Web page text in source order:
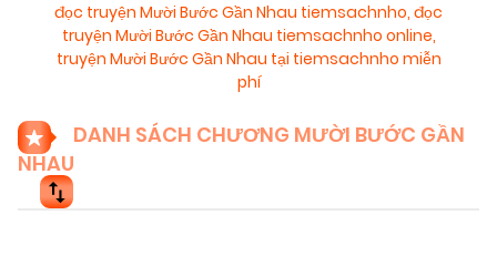
đọc truyện Mười Bước Gần Nhau tiemsachnho, đọc
truyện Mười Bước Gần Nhau tiemsachnho online,
truyện Mười Bước Gần Nhau tại tiemsachnho miễn
phí
DANH SÁCH CHƯƠNG MƯỜI BƯỚC GẦN
NHAU